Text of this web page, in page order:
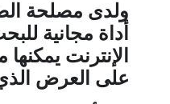
ولدى مصلحة
أداة مجانية
الإنترنت
على العرض